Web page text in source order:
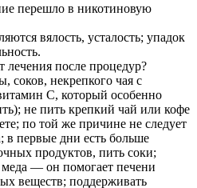
перешло в никотиновую
вялость, усталость; упадок
лечения после процедур?
соков, некрепкого чая с
С, который особенно
не пить крепкий чай или кофе
по той же причине не следует
в первые дни есть больше
продуктов, пить соки;
— он помогает печени
веществ; поддерживать